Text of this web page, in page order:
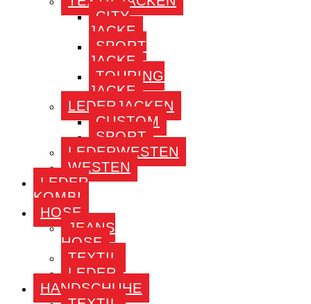
CITY
JACKE
SPORT
JACKE
TOURING
JACKE
LEDERJACKEN
CUSTOM
SPORT
LEDERWESTEN
WESTEN
LEDER
KOMBI
HOSE
JEANS
HOSE
TEXTIL
LEDER
HANDSCHUHE